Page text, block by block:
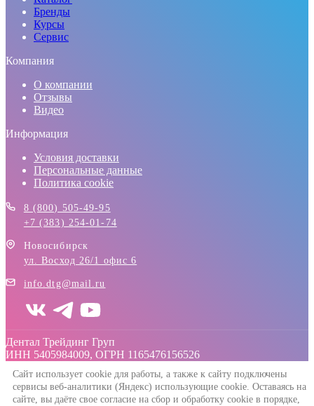
Бренды
Курсы
Сервис
Компания
О компании
Отзывы
Видео
Информация
Условия доставки
Персональные данные
Политика cookie
8 (800) 505-49-95
+7 (383) 254-01-74
Новосибирск
ул. Восход 26/1 офис 6
info.dtg@mail.ru
Дентал Трейдинг Груп
ИНН 5405984009, ОГРН 1165476156526
Сайт использует cookie для работы, а также к сайту подключены
сервисы веб-аналитики (Яндекс) использующие cookie. Оставаясь на
сайте, вы даёте свое согласие на сбор и обработку cookie в порядке,